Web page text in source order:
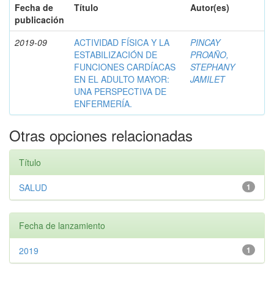
Fecha de
publicación
Título Autor(es)
2019-09
ACTIVIDAD FÍSICA Y LA
ESTABILIZACIÓN DE
FUNCIONES CARDÍACAS
EN EL ADULTO MAYOR:
UNA PERSPECTIVA DE
ENFERMERÍA.
PINCAY
PROAÑO,
STEPHANY
JAMILET
Otras opciones relacionadas
Título
1
SALUD
Fecha de lanzamiento
1
2019